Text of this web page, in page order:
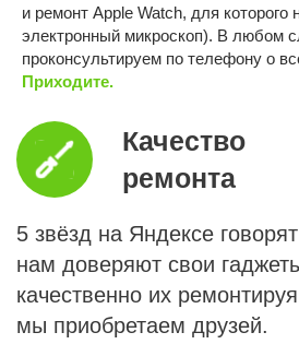
Прайс
Мессенджеры
онлайн
Контакты
и адреса
и ремонт Apple Watch, для
электронный микроскоп). В любом
проконсультируем по телефону о
Приходите.